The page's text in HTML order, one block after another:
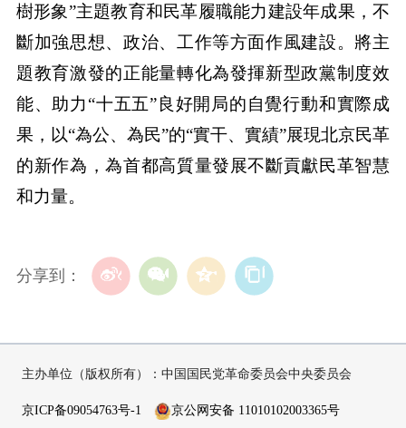
樹形象”主題教育和民革履職能力建設年成果，不
斷加強思想、政治、工作等方面作風建設。將主
題教育激發的正能量轉化為發揮新型政黨制度效
能、助力“十五五”良好開局的自覺行動和實際成
果，以“為公、為民”的“實干、實績”展現北京民革
的新作為，為首都高質量發展不斷貢獻民革智慧
和力量。
分享到：
主办单位（版权所有）：中国国民党革命委员会中央委员会
京ICP备09054763号-1 京公网安备 11010102003365号